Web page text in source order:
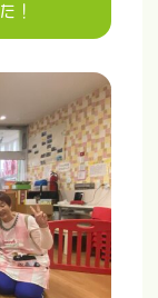
！